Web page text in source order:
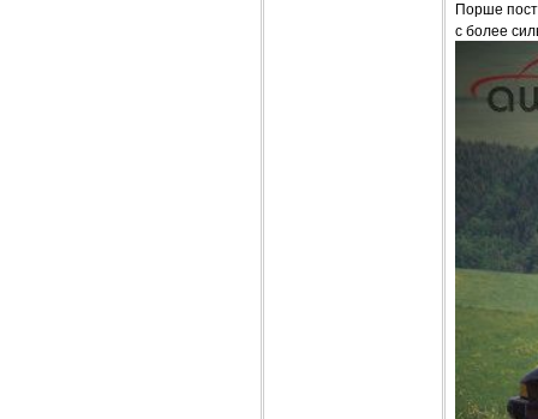
Порше
с более